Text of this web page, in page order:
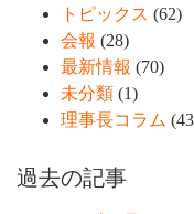
トピックス (62)
会報 (28)
最新情報 (70)
未分類 (1)
理事長コラム
過去の記事